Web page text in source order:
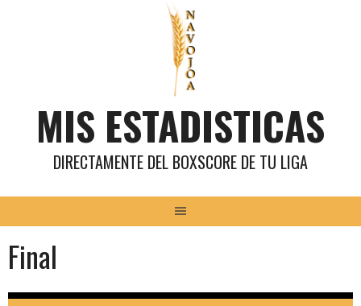
MIS ESTADISTICAS
DIRECTAMENTE DEL BOXSCORE DE TU LIGA
Final